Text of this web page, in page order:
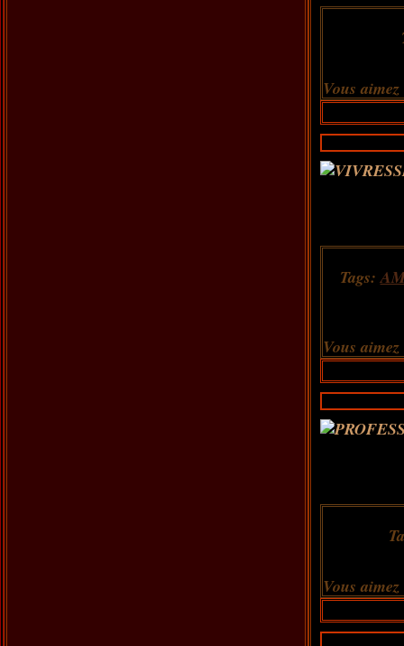
Vous aimez
Tags:
Vous aimez
Vous aimez